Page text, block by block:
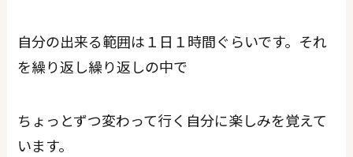
自分の出来る範囲は１日１時間ぐらいです。それ
を繰り返し繰り返しの中で
ちょっとずつ変わって行く自分に楽しみを覚えて
います。